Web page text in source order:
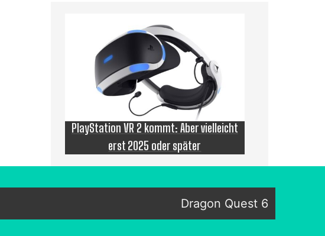
PlayStation VR 2 kommt: Aber vielleicht
erst 2025 oder später
Dragon Quest 6